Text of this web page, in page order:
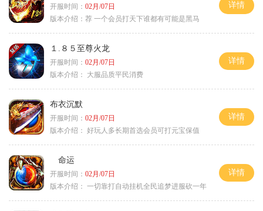
开服时间： 02月/07日
版本介绍： 荐 一个会员打天下谁都有可能是黑马
详情
１.８５至尊火龙
开服时间： 02月/07日
版本介绍：
大服品质平民消费
详情
布衣沉默
开服时间： 02月/07日
版本介绍： 好玩人多长期首选会员可打元宝保值
详情
命运
开服时间： 02月/07日
版本介绍： 一切靠打自动挂机全民追梦进服砍一年
详情